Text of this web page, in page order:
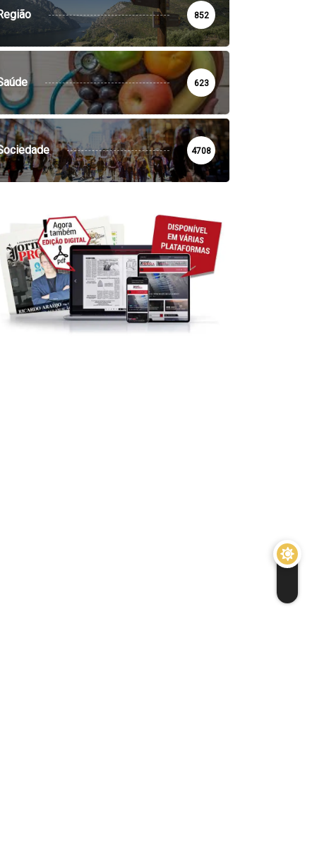
852
623
4708